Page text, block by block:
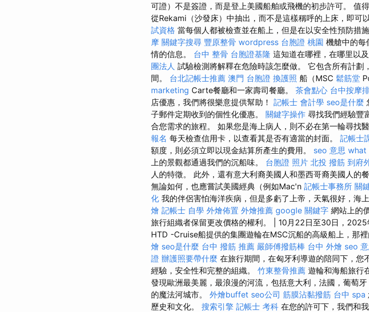
可證）不是簽證，而是登上美國船舶或飛機的初步許可。 值
從Rekami（沙發床）中抽出，而不是這樣稱呼的上床，即可
試資格 當每個人都被檢查並在船上，但是在以安全性預防措
摩 關鍵字搜尋 豐原整骨 wordpress 台胞證 桃園 機艙中的每
情的信息。 台中 整骨 台胞證基隆 這知道在哪裡，在哪里以
團法人 試驗檢測將解釋在危險時該怎麼做。 它包含所有計
間。 台北記帳士推薦 澳門 台胞證 換護照 船（MSC 鬆筋堂
marketing Carte餐廳和一家壽司餐廳。 茶會點心 台中按摩
店優惠，我們將很樂意提供幫助！ 記帳士 會計學 seo是什麼
子郵件定期收到的個性化優惠。 關鍵字操作 尋找我們經驗豐
合您需求的旅程。 如果您是海上病人，則不必在第一輪尋找
報名 每天檢查信用卡，以查看其是否有適當的封面。 記帳士
額度，則必須立即以現金結算所產生的費用。 seo 意思 what
上的景觀都通過我們的沉船味。 台胞證 照片 北投 撥筋 到府
人的特徵。 此外，還有意大利裔美國人和墨西哥裔美國人的
無論如何，也應嘗試美國經典（例如Mac'n 記帳士事務所 關
化 我的伴侶害怕海洋疾病，但是多虧了上帝，天氣很好，海
燴 記帳士 自學 外燴佈置 外燴推薦 google 關鍵字 網站上的
旅行組織者保留更改價格的權利。 | 10月22日至30日，2025
HTD -Cruise船提供的集團遊輪在MSC沉船的高級船上，那
燴 seo是什麼 台中 撥筋 推薦 嚴師傅撥筋棒 台中 外燴 seo
證 辦護照要帶什麼 在旅行期間，在匈牙利導遊的陪同下，您
經驗，安全性和完整的組織。 竹東整骨推薦 遊輪和海船旅行
發現歐洲最美麗，最浪漫的河流，包括意大利，法國，葡萄
的魔法河城市。 外燴buffet seo公司 筋膜沾黏撥筋 台中 spa
歷史和文化。 搜索引擎 記帳士 考科 在您的許可下，我們和